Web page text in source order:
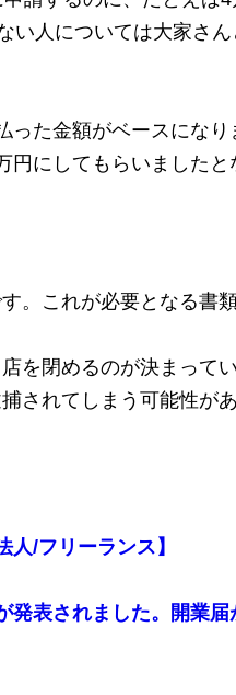
い人については大家さ
た金額がベースになり
円にしてもらいましたと
。これが必要となる書類
を閉めるのが決まって
されてしまう可能性が
/フリーランス】
発表されました。開業届